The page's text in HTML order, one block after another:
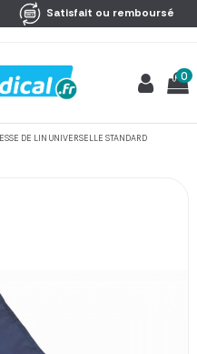
Satisfait ou remboursé
0
DE LIN UNIVERSELLE STANDARD